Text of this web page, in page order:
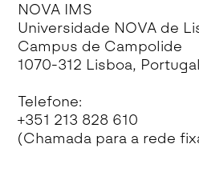
NOVA IMS
Universidade NOVA de
Campus de Campolide
1070-312 Lisboa, Portugal
Telefone:
+351 213 828 610
(Chamada para a rede